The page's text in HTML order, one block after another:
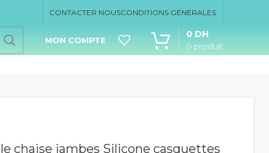
CONTACTER NOUSCONDITIONS GÉNÉRALES
MON COMPTE
0 produit
0 DH
chaise jambes Silicone casquettes